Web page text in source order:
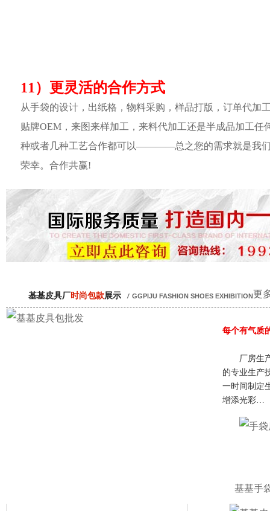
11）更灵活的合作方式
从手袋的设计，出纸格，物料采购，样品打版，订单代加
贴牌OEM，来图来样加工，来料代加工还是半成品加工任
种或者几种工艺合作都可以————总之您的需求就是我
荣幸。合作共赢!
更
基基皮具厂时尚包款展示 / GGPIJU FASHION SHOES EXHIBITION
每个有气质
厂房生
的专业生产
一时间制定
增添光彩…
基基手